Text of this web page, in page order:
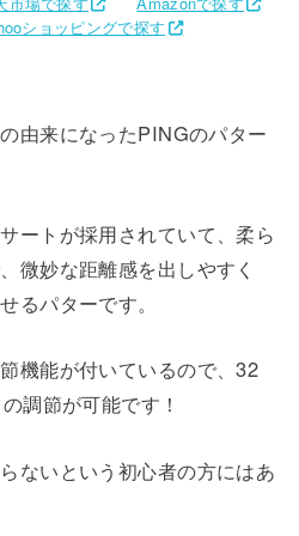
ショッピングで探す
由来になったPINGのパター
ートが採用されていて、柔ら
微妙な距離感を出しやすく
るパターです。
機能が付いているので、32
調節が可能です！
ないという初心者の方にはあ